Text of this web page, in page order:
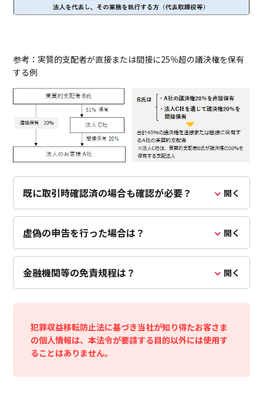
参考：実質的支配者が直接または間接に25％超の議決権を保有
する例
既に取引時確認済の場合も確認が必要？ 開く
虚偽の申告を行った場合は？ 開く
金融機関等の免責規程は？ 開く
犯罪収益移転防止法に基づき当社が知り得たお客さま
の個人情報は、本法令が要請する目的以外には使用す
ることはありません。